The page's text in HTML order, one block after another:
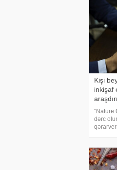
Kişi
inkişaf
"Nature
dərc
orta